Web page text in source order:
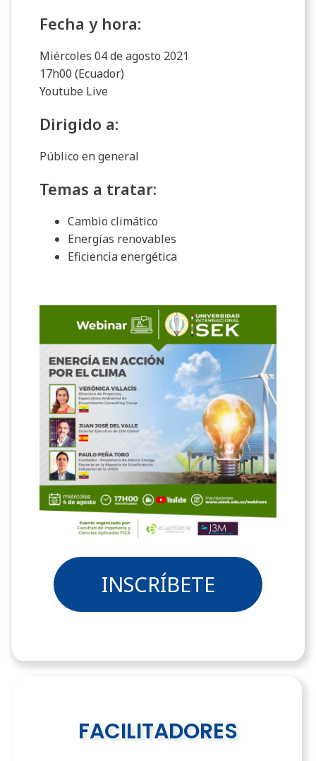
Fecha y hora:
Miércoles 04 de agosto 2021
17h00 (Ecuador)
Youtube Live
Dirigido a:
Público en general
Temas a tratar:
Cambio climático
Energías renovables
Eficiencia energética
INSCRÍBETE
FACILITADORES